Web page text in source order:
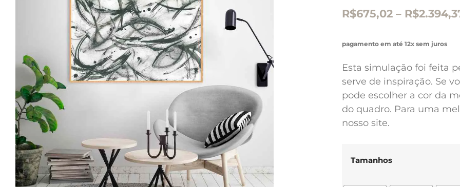
R$675,02 – R$
pagamento em até 12x sem juros
Esta simulação foi feita
serve de inspiração. Se
pode escolher a cor da
do quadro. Para uma
nosso site.
Tamanhos